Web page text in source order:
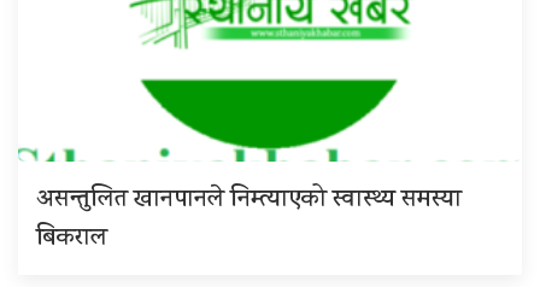
असन्तुलित खानपानले निम्त्याएको स्वास्थ्य समस्या
बिकराल